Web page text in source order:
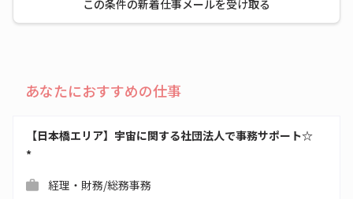
この条件の新着仕事メールを受け取る
あなたにおすすめの仕事
【日本橋エリア】宇宙に関する社団法人で事務サポート☆
*
経理・財務/総務事務